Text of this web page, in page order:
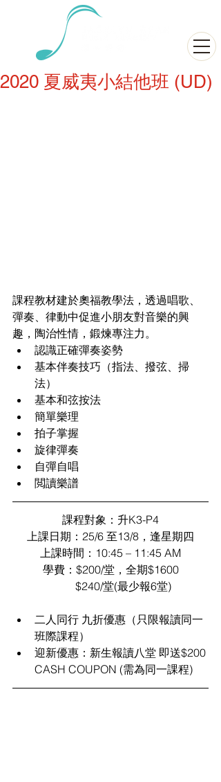
2020 夏威夷小結他班 (UD)
課程教材建於奧福教學法，透過唱歌、
彈奏、律動中促進小朋友對音樂的興
趣，陶治性情，鍛煉專注力。
認識正確彈奏姿勢
基本伴奏技巧（指法、撥弦、掃
法）
基本和弦按法
簡單樂理
拍子掌握
旋律彈奏
自彈自唱
閲讀樂譜
課程對象：升K3-P4
上課日期：25/6 至13/8，逢星期四
上課時間：10:45 – 11:45 AM
學費：$200/堂，全期$1600
         $240/堂(最少報6堂)
二人同行 九折優惠（只限報讀同一
班際課程）
迎新優惠：新生報讀八堂 即送$200
CASH COUPON (需為同一課程)